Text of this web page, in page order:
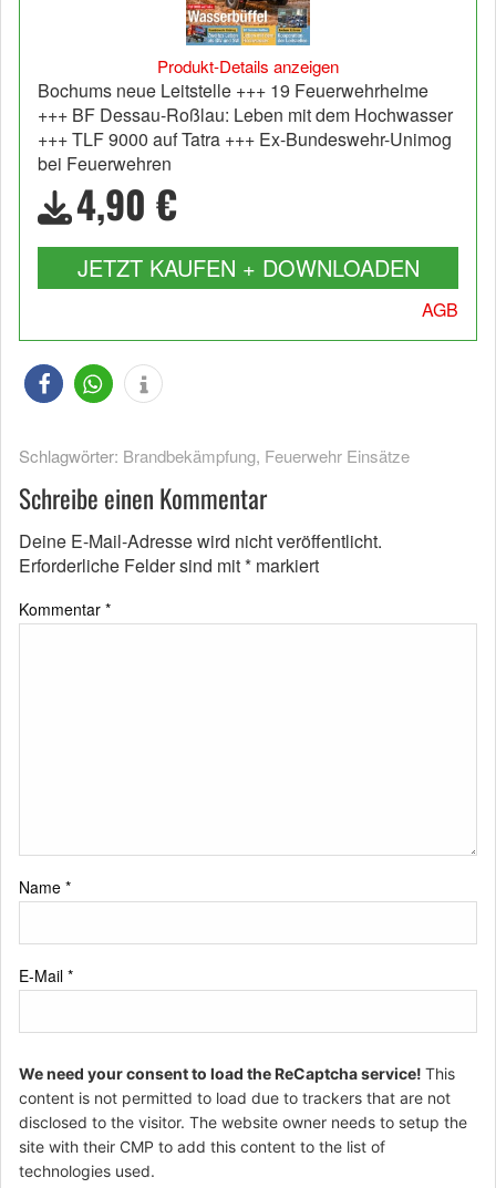
Produkt-Details anzeigen
Bochums neue Leitstelle +++ 19 Feuerwehrhelme
+++ BF Dessau-Roßlau: Leben mit dem Hochwasser
+++ TLF 9000 auf Tatra +++ Ex-Bundeswehr-Unimog
bei Feuerwehren
4,90 €
JETZT KAUFEN + DOWNLOADEN
AGB
Schlagwörter: Brandbekämpfung, Feuerwehr Einsätze
Schreibe einen Kommentar
Deine E-Mail-Adresse wird nicht veröffentlicht.
Erforderliche Felder sind mit* markiert
Kommentar *
Name *
E-Mail *
We need your consent to load the ReCaptcha service! This
content is not permitted to load due to trackers that are not
disclosed to the visitor. The website owner needs to setup the
site with their CMP to add this content to the list of
technologies used.